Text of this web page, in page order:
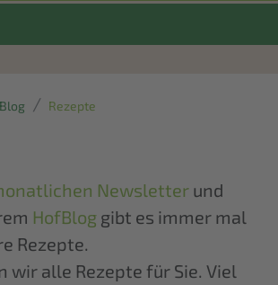
Rezepte
Newsletter und
HofBlog gibt es immer mal
Rezepte.
wir alle Rezepte für Sie. Viel